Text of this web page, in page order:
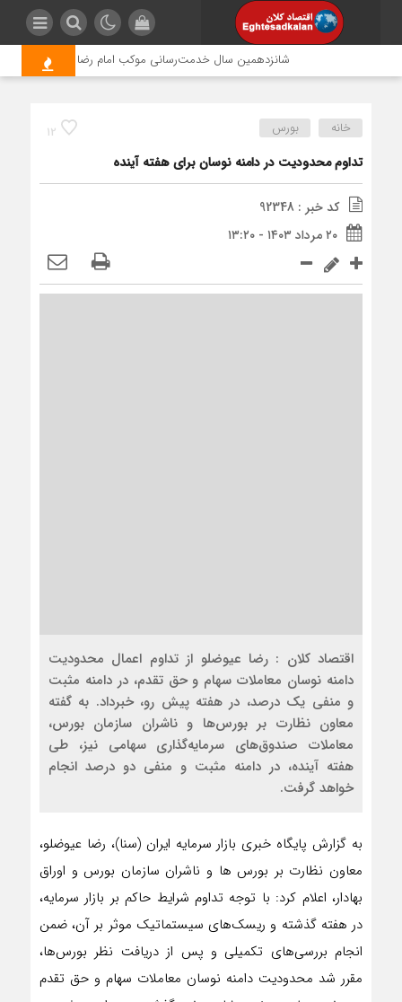
شانزدهمین سال خدمت‌رسانی موکب امام رضا (ع) پتروشیمی
12 خانه بورس
تداوم محدودیت در دامنه نوسان برای هفته آینده
کد خبر : 92348
۲۰ مرداد ۱۴۰۳ - ۱۳:۲۰
اقتصاد کلان : رضا عیوضلو از تداوم اعمال محدودیت
دامنه نوسان معاملات سهام و حق تقدم، در دامنه مثبت
و منفی یک درصد، در هفته پیش رو، خبرداد. به گفته
معاون نظارت بر بورس‌ها و ناشران سازمان بورس،
معاملات صندوق‌های سرمایه‌گذاری سهامی نیز، طی
هفته آینده، در دامنه مثبت و منفی دو درصد انجام
خواهد گرفت.
به گزارش پایگاه خبری بازار سرمایه ایران (سنا)، رضا عیوضلو،
معاون نظارت بر بورس ها و ناشران سازمان بورس و اوراق
بهادار، اعلام کرد: با توجه تداوم شرایط حاکم بر بازار سرمایه،
در هفته گذشته و ریسک‌های سیستماتیک موثر بر آن، ضمن
انجام بررسی‌های تکمیلی و پس از دریافت نظر بورس‌ها،
مقرر شد محدودیت دامنه نوسان معاملات سهام و حق تقدم